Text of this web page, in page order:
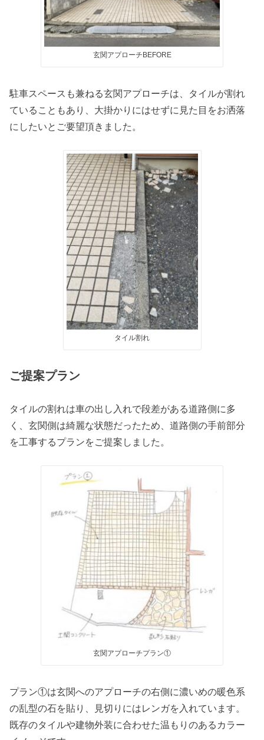
玄関アプローチBEFORE
駐車スペースも兼ねる玄関アプローチは、タイルが割れ
ていることもあり、大掛かりにはせずに見た目をお洒落
にしたいとご要望頂きました。
タイル割れ
ご提案プラン
タイルの割れは車の出し入れで段差がある道路側に多
く、玄関側は綺麗な状態だったため、道路側の手前部分
を工事するプランをご提案しました。
玄関アプローチプラン①
プラン①は玄関へのアプローチの右側に濃いめの暖色系
の乱型の石を貼り、見切りにはレンガを入れています。
既存のタイルや建物外装に合わせた温もりのあるカラー